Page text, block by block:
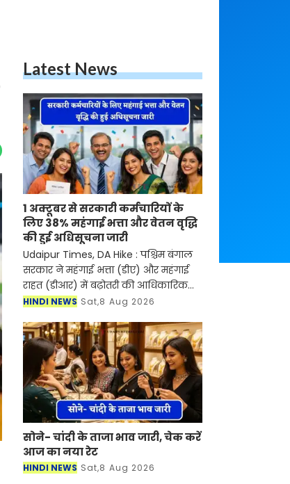
Latest News
1 अक्टूबर से सरकारी कर्मचारियों के
लिए 38% महंगाई भत्ता और वेतन वृद्धि
की हुई अधिसूचना जारी
Udaipur Times, DA Hike : पश्चिम बंगाल
सरकार ने महंगाई भत्ता (डीए) और महंगाई
राहत (डीआर) में बढ़ोतरी की आधिकारिक
अधिसूचना जारी कर 1 अक्टूबर से दोनों को
मुख्यमंत्री सु
HINDI NEWS Sat,8 Aug 2026
सोने- चांदी के ताजा भाव जारी, चेक करें
आज का नया रेट
HINDI NEWS Sat,8 Aug 2026